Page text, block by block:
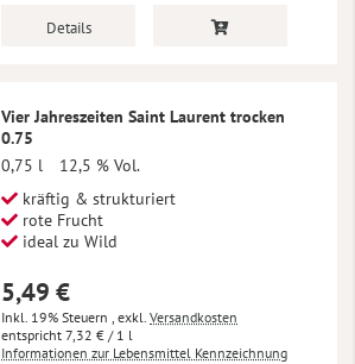
Details
Vier Jahreszeiten Saint Laurent trocken
0.75
0,75 l
12,5 % Vol.
kräftig & strukturiert
rote Frucht
ideal zu Wild
5,49 €
Inkl. 19% Steuern , exkl. Versandkosten
7,32 € / 1 l
Informationen zur Lebensmittel Kennzeichnung